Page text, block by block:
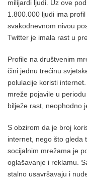
milijardi ljudi. Uz ove
1.800.000 ljudi ima
svakodnevnom nivou
Twitter je imala rast u
Profile na društvenim
čini jednu trećinu
polulacije koristi
mreže pojavile u
bilježe rast, neophodno
S obzirom da je broj
internet, nego što gleda
socijalnim mrežama je
oglašavanje i reklamu.
stalno usavršavaju i